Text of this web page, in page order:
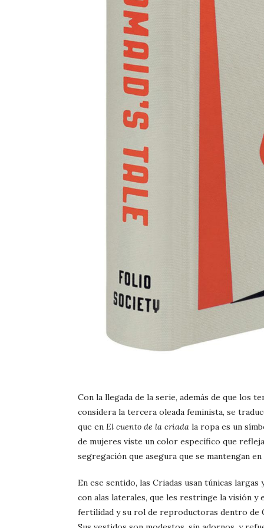
Con la llegada de la serie, además de que los
considera la tercera oleada feminista, se
que en El cuento de la criada la ropa es un
de mujeres viste un color específico que
segregación que asegura que se mantengan
En ese sentido, las Criadas usan túnicas
con alas laterales, que les restringe la visión
fertilidad y su rol de reproductoras dentro de